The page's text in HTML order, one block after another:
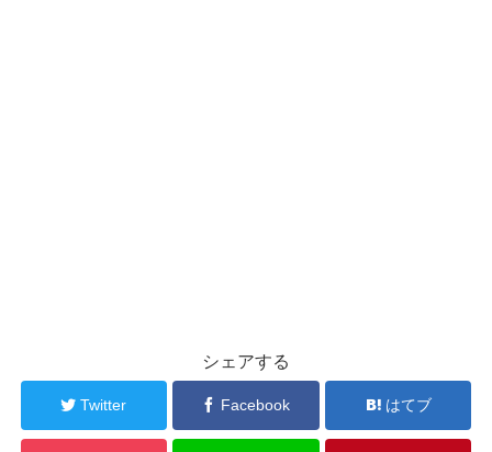
シェアする
Twitter Facebook はてブ